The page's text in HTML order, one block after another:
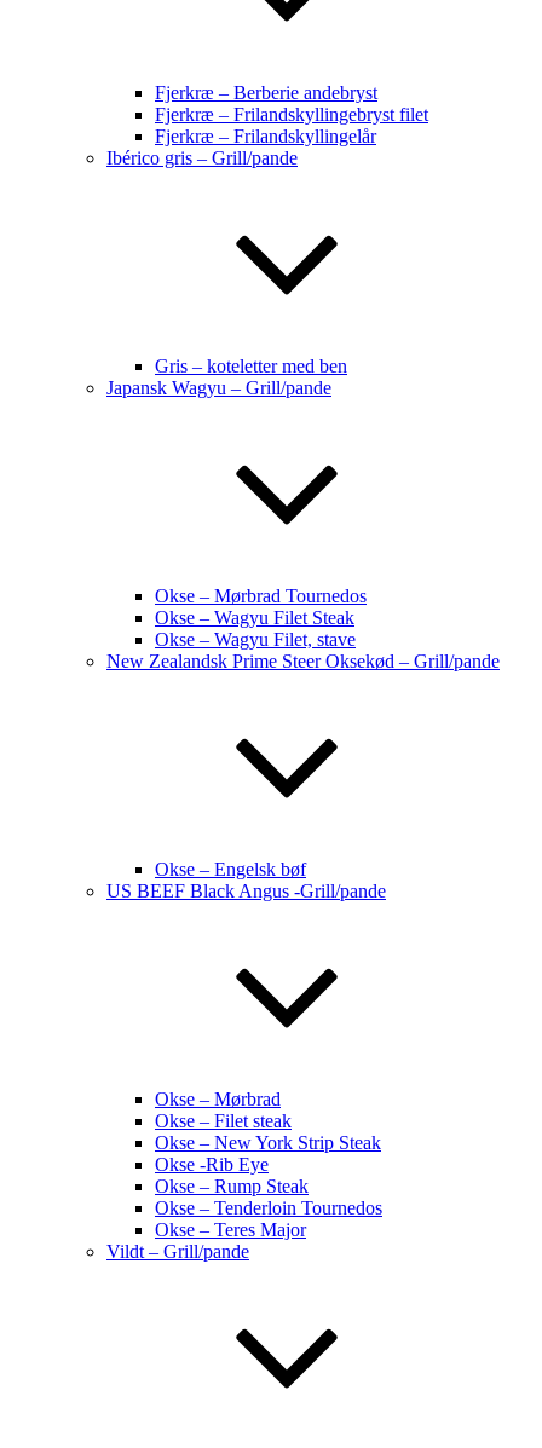
Fjerkræ – Berberie andebryst
Fjerkræ – Frilandskyllingebryst filet
Fjerkræ – Frilandskyllingelår
Ibérico gris – Grill/pande
Gris – koteletter med ben
Japansk Wagyu – Grill/pande
Okse – Mørbrad Tournedos
Okse – Wagyu Filet Steak
Okse – Wagyu Filet, stave
New Zealandsk Prime Steer Oksekød – Grill/pande
Okse – Engelsk bøf
US BEEF Black Angus -Grill/pande
Okse – Mørbrad
Okse – Filet steak
Okse – New York Strip Steak
Okse -Rib Eye
Okse – Rump Steak
Okse – Tenderloin Tournedos
Okse – Teres Major
Vildt – Grill/pande